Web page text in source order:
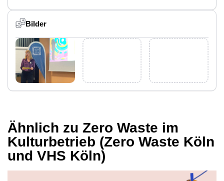
Bilder
Ähnlich zu Zero Waste im
Kulturbetrieb (Zero Waste Köln
und VHS Köln)